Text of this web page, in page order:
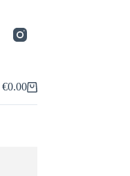
Shopping
cart
€0.00